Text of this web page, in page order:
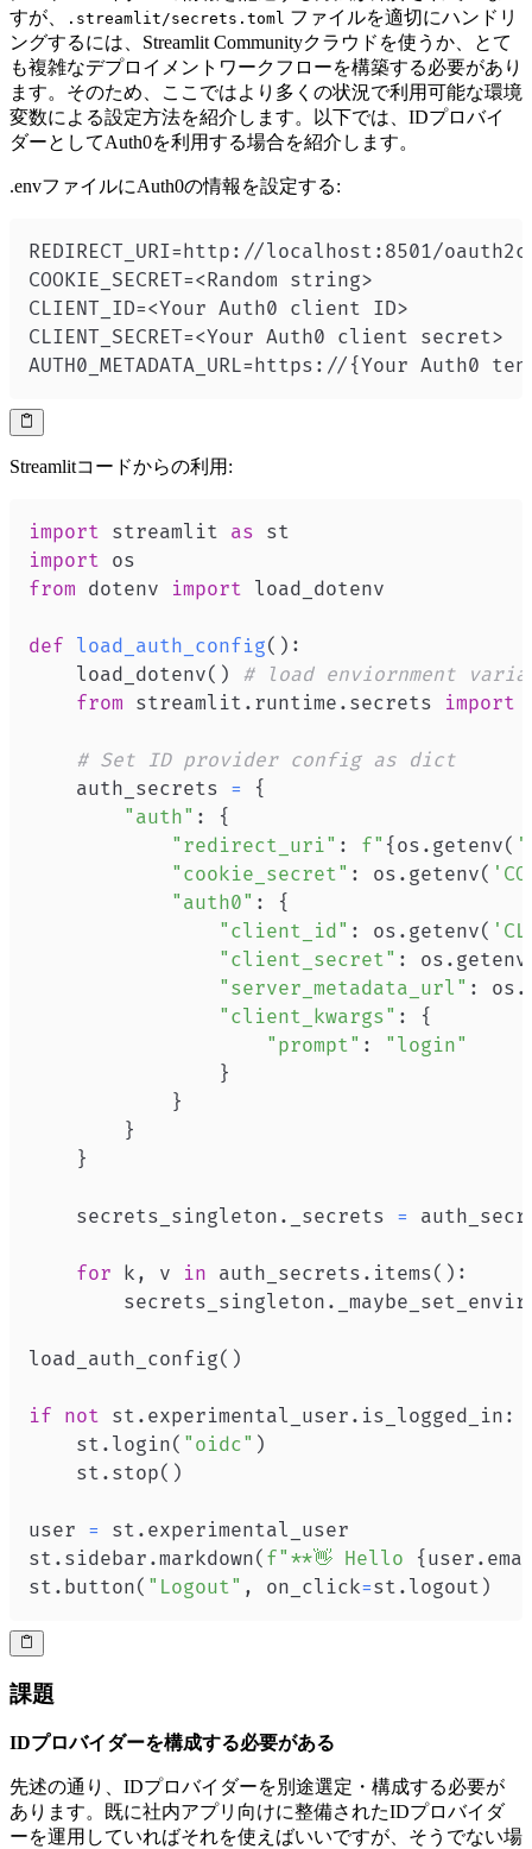
すが、
.streamlit/secrets.toml ファイルを適切にハンドリ
ングするには、Streamlit Communityクラウドを使うか、とて
も複雑なデプロイメントワークフローを構築する必要があり
ます。そのため、ここではより多くの状況で利用可能な環境
変数による設定方法を紹介します。以下では、IDプロバイ
ダーとしてAuth0を利用する場合を紹介します。
.envファイルにAuth0の情報を設定する:
AUTH0_METADATA_URL=https://{Your
Streamlitコードからの利用:
import streamlit as
import
from dotenv import
def load_auth_config( ) :
    load_dotenv
( )
# load enviornment
from streamlit . runtime . secrets import
# Set ID provider config as dict
    auth_secrets
=
{
"auth" :
{
"redirect_uri" : f" { os . getenv(
"cookie_secret" : os . getenv(
"auth0" :
{
"client_id" : os . getenv(
"client_secret" : os . getenv
"server_metadata_url" : os .
"client_kwargs" :
{
"prompt" :
"login"
}
}
}
}
    secrets_singleton
. _secrets =
for k , v in auth_secrets . items( ) :
        secrets_singleton
.
load_auth_config( )
if not st . experimental_user . is_logged_in :
    st
. login( "oidc" )
    st
. stop( )
user = st .
st . sidebar .markdown( f"**👋 Hello { user .
st . button( "Logout" , on_click=st . logout )
課題
IDプロバイダーを構成する必要がある
先述の通り、IDプロバイダーを別途選定・構成する必要が
あります。既に社内アプリ向けに整備されたIDプロバイダ
ーを運用していればそれを使えばいいですが、そうでない場